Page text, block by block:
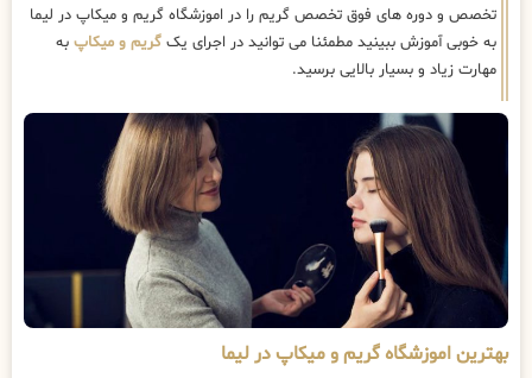
تخصص و دوره های فوق تخصص گریم را در اموزشگاه گریم و میکاپ در لیما
به خوبی آموزش ببینید مطمئنا می توانید در اجرای یک گریم و میکاپ به
مهارت زیاد و بسیار بالایی برسید.
بهترین اموزشگاه گریم و میکاپ در لیما